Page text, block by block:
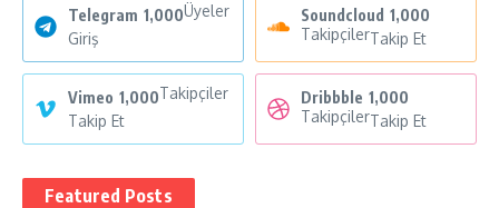
Telegram 1,000Üyeler
Giriş
Soundcloud 1,000
TakipçilerTakip Et
Vimeo 1,000Takipçiler
Takip Et
Dribbble 1,000
TakipçilerTakip Et
Featured Posts